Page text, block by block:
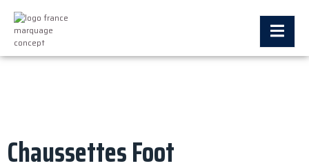
Chaussettes Foot